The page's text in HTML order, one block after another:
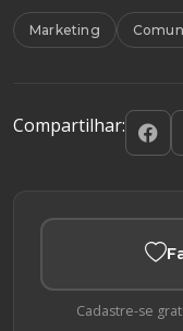
Marketing
Compartilhar:
Cadastre-se